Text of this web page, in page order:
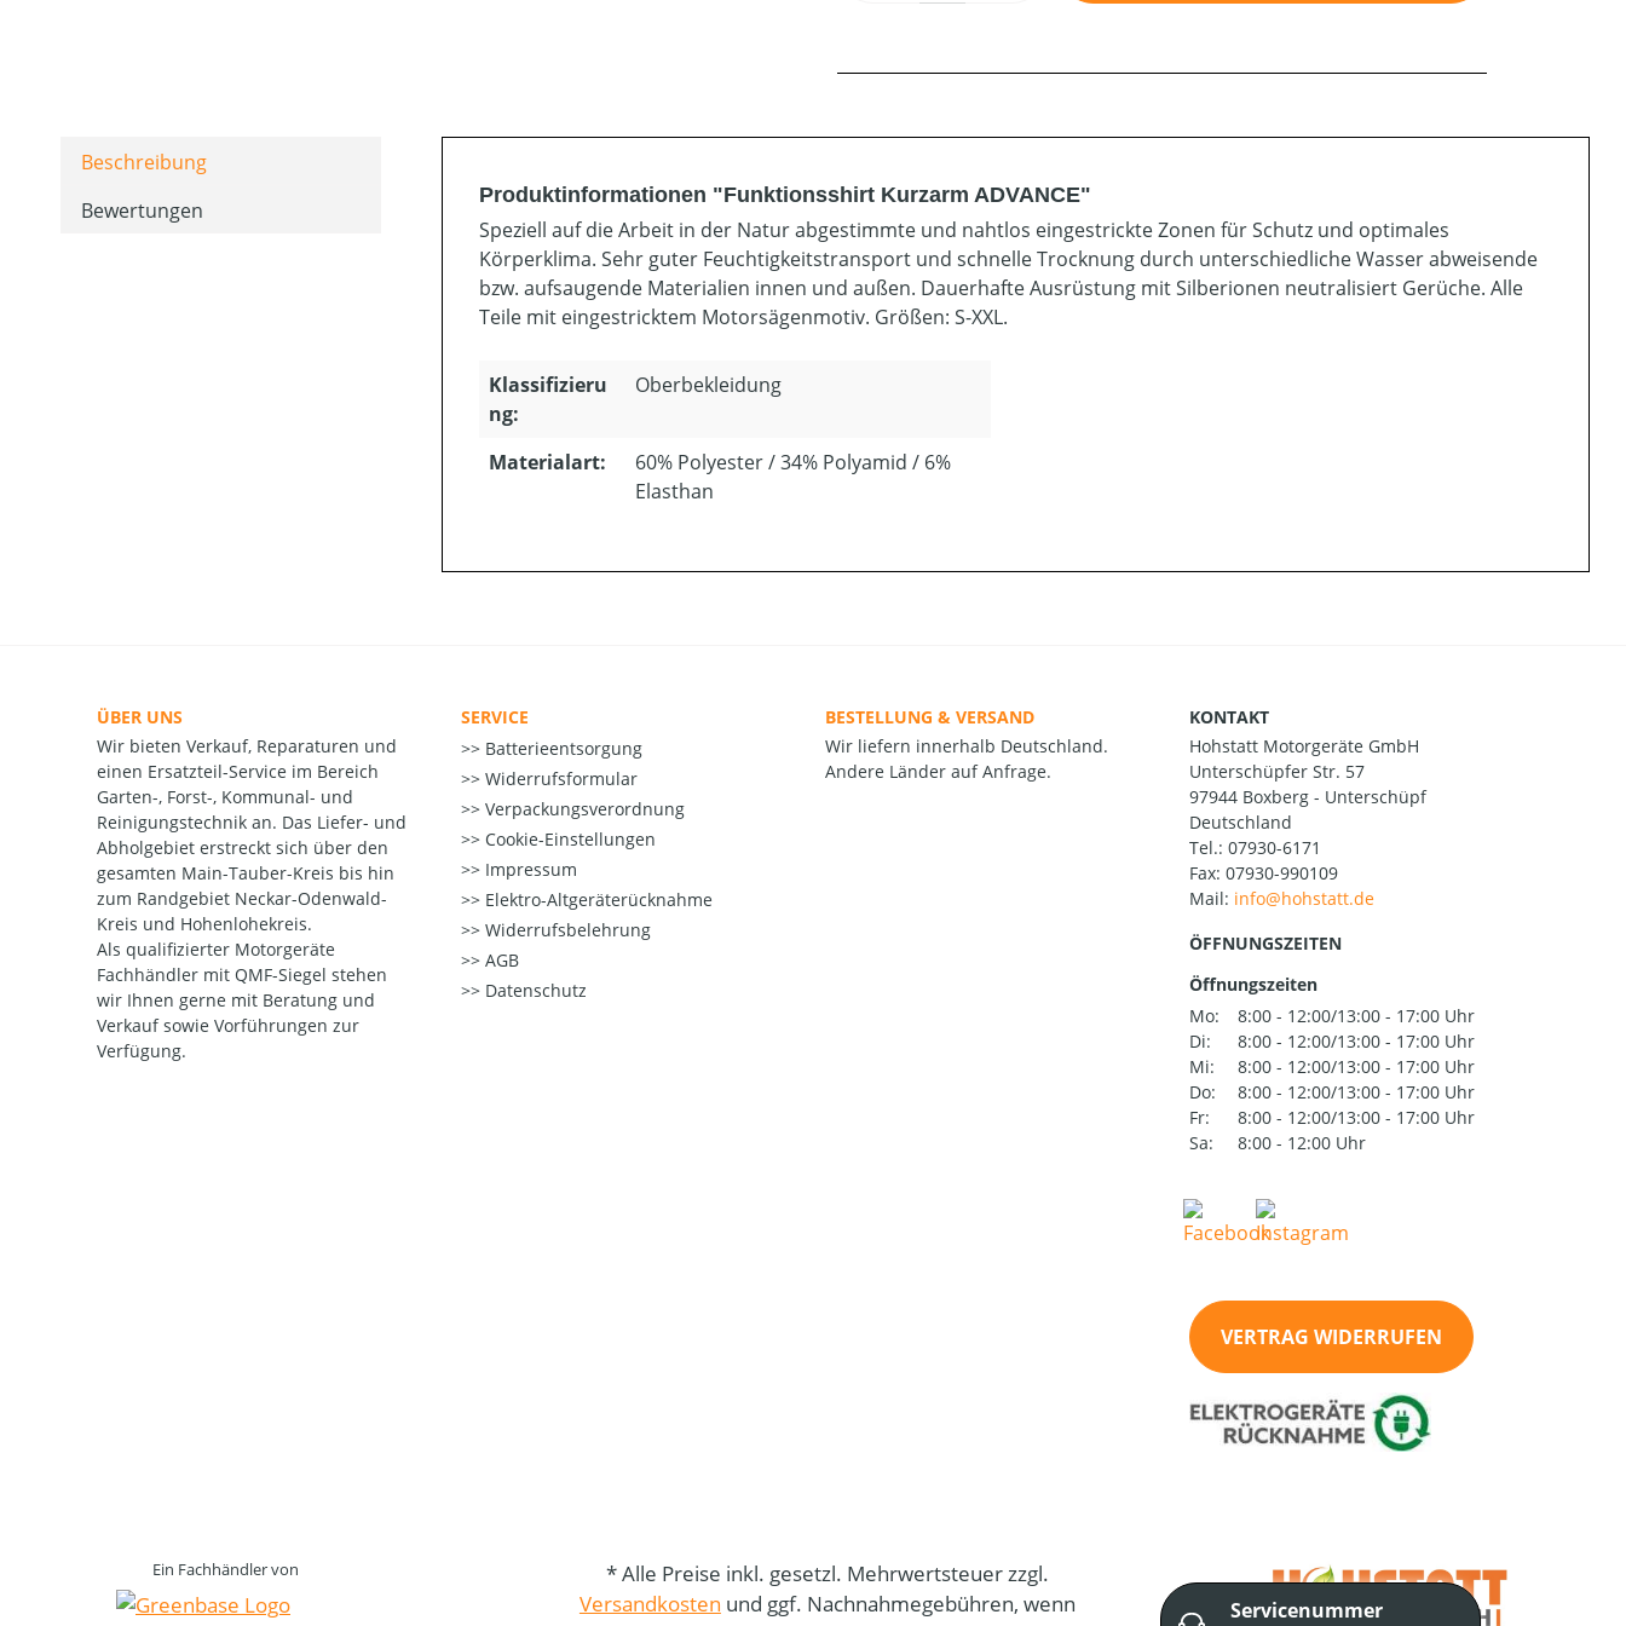
Beschreibung
Bewertungen
Produktinformationen "Funktionsshirt Kurzarm ADVANCE"
Speziell auf die Arbeit in der Natur abgestimmte und nahtlos eingestrickte Zonen für Schutz und optimales
Körperklima. Sehr guter Feuchtigkeitstransport und schnelle Trocknung durch unterschiedliche Wasser abweisende
bzw. aufsaugende Materialien innen und außen. Dauerhafte Ausrüstung mit Silberionen neutralisiert Gerüche. Alle
Teile mit eingestricktem Motorsägenmotiv. Größen: S-XXL.
Klassifizieru
ng:
Oberbekleidung
Materialart:
60% Polyester / 34% Polyamid / 6%
Elasthan
ÜBER UNS
Wir bieten Verkauf, Reparaturen und
einen Ersatzteil-Service im Bereich
Garten-, Forst-, Kommunal- und
Reinigungstechnik an. Das Liefer- und
Abholgebiet erstreckt sich über den
gesamten Main-Tauber-Kreis bis hin
zum Randgebiet Neckar-Odenwald-
Kreis und Hohenlohekreis.
Als qualifizierter Motorgeräte
Fachhändler mit QMF-Siegel stehen
wir Ihnen gerne mit Beratung und
Verkauf sowie Vorführungen zur
Verfügung.
SERVICE
Batterieentsorgung
Widerrufsformular
Verpackungsverordnung
Cookie-Einstellungen
Impressum
Elektro-Altgeräterücknahme
Widerrufsbelehrung
AGB
Datenschutz
BESTELLUNG & VERSAND
Wir liefern innerhalb Deutschland.
Andere Länder auf Anfrage.
KONTAKT
Hohstatt Motorgeräte GmbH
Unterschüpfer Str. 57
97944 Boxberg - Unterschüpf
Deutschland
Tel.: 07930-6171
Fax: 07930-990109
Mail:
ÖFFNUNGSZEITEN
Öffnungszeiten
Mo:
8:00 - 12:00/13:00 - 17:00 Uhr
Di:
8:00 - 12:00/13:00 - 17:00 Uhr
Mi:
8:00 - 12:00/13:00 - 17:00 Uhr
Do:
8:00 - 12:00/13:00 - 17:00 Uhr
Fr:
8:00 - 12:00/13:00 - 17:00 Uhr
Sa:
8:00 - 12:00 Uhr
VERTRAG WIDERRUFEN
Ein Fachhändler von
* Alle Preise inkl. gesetzl. Mehrwertsteuer zzgl.
Versandkosten und ggf. Nachnahmegebühren, wenn
Servicenummer